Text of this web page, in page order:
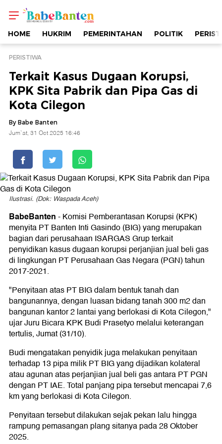
Terkait
Kasus
Dugaan
Korupsi,
KPK
Sita
Pabrik
dan
Pipa
Gas
di
Kota
Cilegon
HOME HUKRIM PEMERINTAHAN POLITIK
PERISTIWA
Terkait Kasus Dugaan Korupsi,
KPK Sita Pabrik dan Pipa Gas di
Kota Cilegon
By Babe Banten
Jum`at, 31 Oct 2025 16:46
Ilustrasi. (Dok: Waspada Aceh)
BabeBanten- Komisi Pemberantasan Korupsi (KPK)
menyita PT Banten Inti Gasindo (BIG) yang merupakan
bagian dari perusahaan ISARGAS Grup terkait
penyidikan kasus dugaan korupsi perjanjian jual beli gas
di lingkungan PT Perusahaan Gas Negara (PGN) tahun
2017-2021.
"Penyitaan atas PT BIG dalam bentuk tanah dan
bangunannya, dengan luasan bidang tanah 300 m2 dan
bangunan kantor 2 lantai yang berlokasi di Kota Cilegon,"
ujar Juru Bicara KPK Budi Prasetyo melalui keterangan
tertulis, Jumat (31/10).
Budi mengatakan penyidik juga melakukan penyitaan
terhadap 13 pipa milik PT BIG yang dijadikan kolateral
atau agunan atas perjanjian jual beli gas antara PT PGN
dengan PT IAE. Total panjang pipa tersebut mencapai 7,6
km yang berlokasi di Kota Cilegon.
Penyitaan tersebut dilakukan sejak pekan lalu hingga
rampung pemasangan plang sitanya pada 28 Oktober
2025.